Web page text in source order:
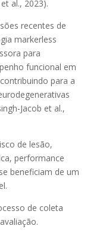
al., 2023).
recentes de
markerless
para
funcional em
para a
Jacob et al.,
de lesão,
performance
beneficiam de um
de coleta